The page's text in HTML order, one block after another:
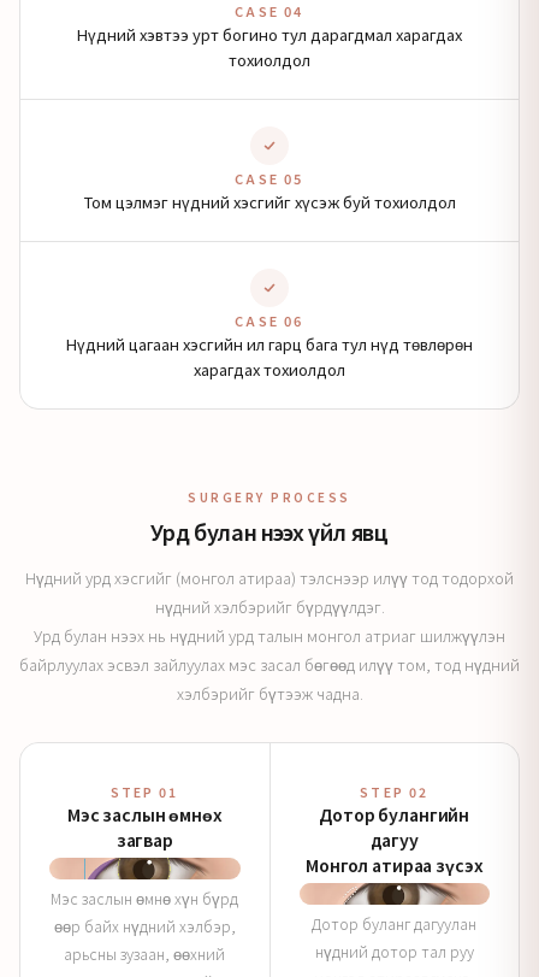
CASE 04
Нүдний хэвтээ урт богино тул дарагдмал харагдах
тохиолдол
CASE 05
Том цэлмэг нүдний хэсгийг хүсэж буй тохиолдол
CASE 06
Нүдний цагаан хэсгийн ил гарц бага тул нүд төвлөрөн
харагдах тохиолдол
SURGERY PROCESS
Урд булан нээх үйл явц
Нүдний урд хэсгийг (монгол атираа) тэлснээр илүү тод тодорхой
нүдний хэлбэрийг бүрдүүлдэг.
Урд булан нээх нь нүдний урд талын монгол атриаг шилжүүлэн
байрлуулах эсвэл зайлуулах мэс засал бөгөөд илүү том, тод нүдний
хэлбэрийг бүтээж чадна.
STEP 01
Мэс заслын өмнөх
загвар
Мэс заслын өмнө хүн бүрд
өөр байх нүдний хэлбэр,
арьсны зузаан, өөхний
STEP 02
Дотор булангийн
дагуу
Монгол атираа зүсэх
Дотор буланг дагуулан
нүдний дотор тал руу